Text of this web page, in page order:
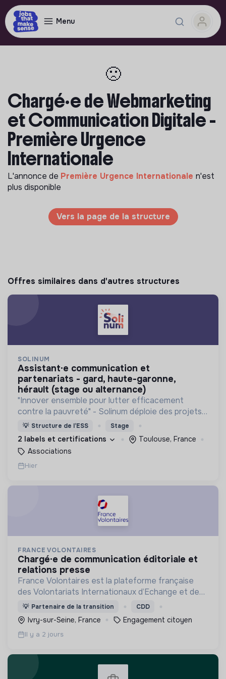
Menu
🙁
Chargé·e de Webmarketing
et Communication Digitale -
Première Urgence
Internationale
L'annonce de Première Urgence Internationale n'est
plus disponible
Vers la page de la structure
Offres similaires dans d'autres structures
SOLINUM
assistant·e communication et
partenariats - gard, haute-garonne,
hérault (stage ou alternance)
"Innover ensemble pour lutter efficacement
contre la pauvreté" - Solinum déploie des projets
d'innovation sociale qui utilisent le numérique pour
participer à la lutte contre la pauvreté
💡 Structure de l’ESS Stage
2 labels et certifications
Toulouse, France
Associations
Hier
FRANCE VOLONTAIRES
chargé·e de communication éditoriale et
relations presse
France Volontaires est la plateforme française
des Volontariats Internationaux d’Echange et de
Solidarité.
💡 Partenaire de la transition CDD
Ivry-sur-Seine, France Engagement citoyen
Il y a 2 jours